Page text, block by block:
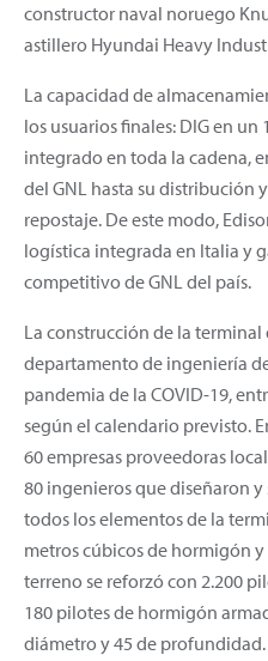
constructor naval noruego
astillero Hyundai Heavy
La capacidad de
los usuarios finales: DIG en
integrado en toda la cadena,
del GNL hasta su distribución
repostaje. De este modo,
logística integrada en Italia y
competitivo de GNL del país.
La construcción de la terminal
departamento de ingeniería
pandemia de la COVID-19,
según el calendario previsto.
60 empresas proveedoras
80 ingenieros que diseñaron
todos los elementos de la
metros cúbicos de hormigón y
terreno se reforzó con 2.200
180 pilotes de hormigón
diámetro y 45 de